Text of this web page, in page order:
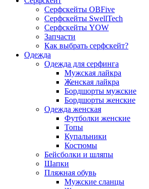
Серфскейты OBFive
Серфскейты SwellTech
Серфскейты YOW
Запчасти
Как выбрать серфскейт?
Одежда
Одежда для серфинга
Мужская лайкра
Женская лайкра
Бордшорты мужские
Бордшорты женские
Одежда женская
Футболки женские
Топы
Купальники
Костюмы
Бейсболки и шляпы
Шапки
Пляжная обувь
Мужские сланцы